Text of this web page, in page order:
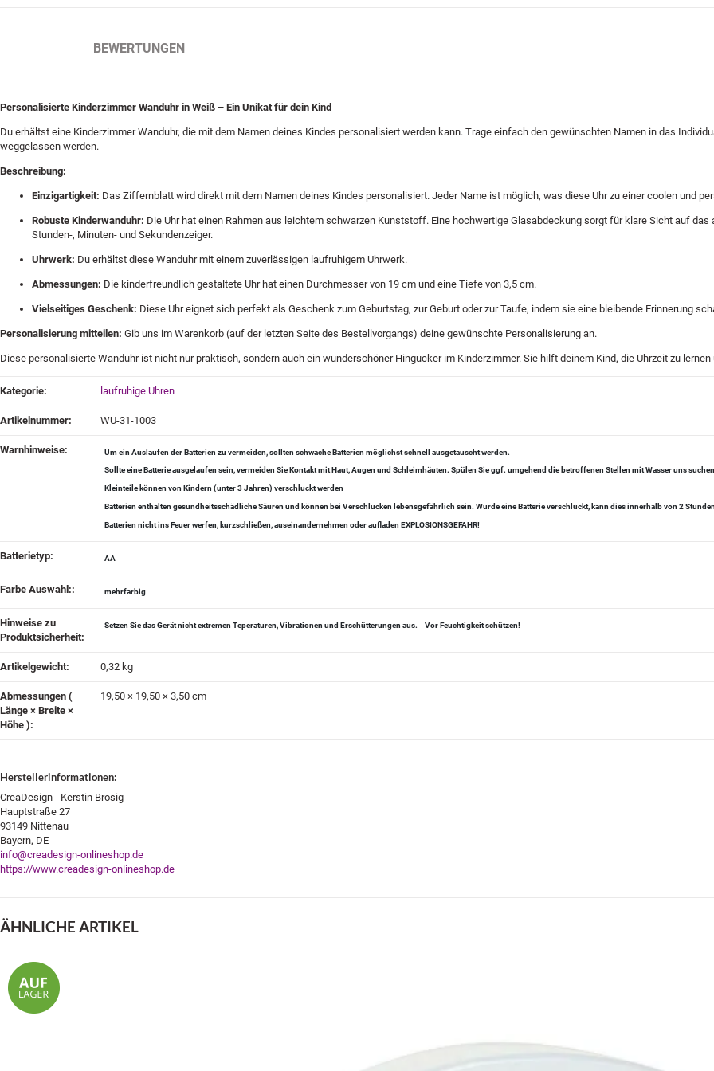
BEWERTUNGEN
Personalisierte Kinderzimmer Wanduhr in Weiß – Ein Unikat für dein Kind
Du erhältst eine Kinderzimmer Wanduhr, die mit dem Namen deines Kindes personalisiert werden kann. Trage einfach den gewünschten Namen in das
weggelassen werden.
Beschreibung:
Einzigartigkeit: Das Ziffernblatt wird direkt mit dem Namen deines Kindes personalisiert. Jeder Name ist möglich, was diese Uhr zu einer coolen und
Robuste Kinderwanduhr: Die Uhr hat einen Rahmen aus leichtem schwarzen Kunststoff. Eine hochwertige Glasabdeckung sorgt für klare Sicht auf
Stunden-, Minuten- und Sekundenzeiger.
Uhrwerk: Du erhältst diese Wanduhr mit einem zuverlässigen laufruhigem Uhrwerk.
Abmessungen: Die kinderfreundlich gestaltete Uhr hat einen Durchmesser von 19 cm und eine Tiefe von 3,5 cm.
Vielseitiges Geschenk: Diese Uhr eignet sich perfekt als Geschenk zum Geburtstag, zur Geburt oder zur Taufe, indem sie eine bleibende Erinnerung
Personalisierung mitteilen: Gib uns im Warenkorb (auf der letzten Seite des Bestellvorgangs) deine gewünschte Personalisierung an.
Diese personalisierte Wanduhr ist nicht nur praktisch, sondern auch ein wunderschöner Hingucker im Kinderzimmer. Sie hilft deinem Kind, die Uhrzeit zu
Produkteigenschaft
Wert
Kategorie: laufruhige Uhren
Artikelnummer: WU-31-1003
Warnhinweise‍: Um ein Auslaufen der Batterien zu vermeiden, sollten schwache Batterien möglichst schnell ausgetauscht werden.
Sollte eine Batterie ausgelaufen sein, vermeiden Sie Kontakt mit Haut, Augen und Schleimhäuten. Spülen Sie ggf. umgehend die betroffenen Stellen mit Wasser uns
Kleinteile können von Kindern (unter 3 Jahren) verschluckt werden
Batterien enthalten gesundheitsschädliche Säuren und können bei Verschlucken lebensgefährlich sein. Wurde eine Batterie verschluckt, kann dies innerhalb von 2
Batterien nicht ins Feuer werfen, kurzschließen, auseinandernehmen oder aufladen EXPLOSIONSGEFAHR!
Batterietyp‍: AA
Farbe Auswahl:‍: mehrfarbig
Hinweise zu
Produktsicherheit‍:
Setzen Sie das Gerät nicht extremen Teperaturen, Vibrationen und Erschütterungen aus. Vor Feuchtigkeit schützen!
Artikelgewicht‍: 0,32 kg
Abmessungen (
Länge × Breite ×
Höhe )‍:
19,50 × 19,50 × 3,50 cm
Herstellerinformationen:
CreaDesign - Kerstin Brosig
Hauptstraße 27
93149 Nittenau
Bayern, DE
info@creadesign-onlineshop.de
https://www.creadesign-onlineshop.de
ÄHNLICHE ARTIKEL